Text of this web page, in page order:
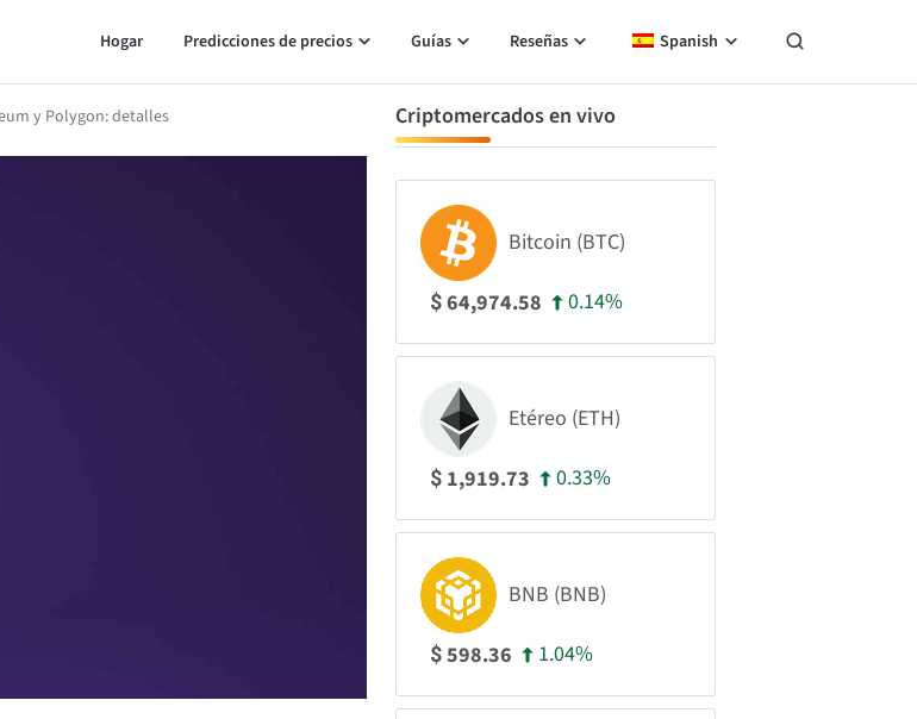
Hogar Predicciones de precios Guías Reseñas Spanish
y Polygon: detalles Criptomercados en vivo
Bitcoin (BTC)
$64,974.58 0.14%
Etéreo (ETH)
$ 1,919.73 0.33%
BNB (BNB)
$598.36 1.04%